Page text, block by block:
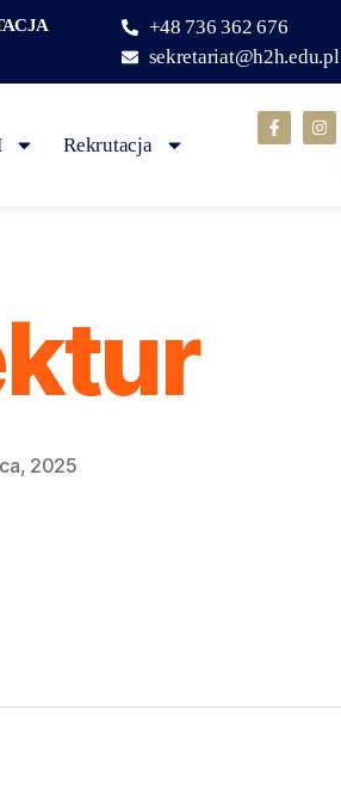
+48 736 362 676
sekretariat@h2h.edu.pl
Rekrutacja
2025